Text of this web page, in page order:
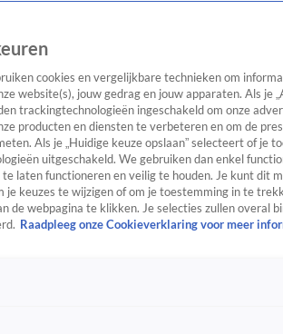
cookies en vergelijkbare technieken om
website(s), jouw gedrag en jouw apparaten. Als je
trackingtechnologieën ingeschakeld om onze
producten en diensten te verbeteren en om de
Als je „Huidige keuze opslaan” selecteert of je
uitgeschakeld. We gebruiken dan enkel
laten functioneren en veilig te houden. Je kunt dit
je keuzes te wijzigen of om je toestemming in te
de webpagina te klikken. Je selecties zullen overal
Raadpleeg onze Cookieverklaring voor meer